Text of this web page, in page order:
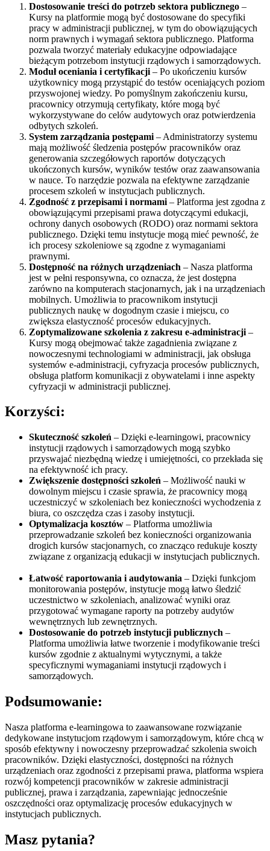
Dostosowanie treści do potrzeb sektora publicznego –
Kursy na platformie mogą być dostosowane do specyfiki
pracy w administracji publicznej, w tym do obowiązujących
norm prawnych i wymagań sektora publicznego. Platforma
pozwala tworzyć materiały edukacyjne odpowiadające
bieżącym potrzebom instytucji rządowych i samorządowych.
Moduł oceniania i certyfikacji – Po ukończeniu kursów
użytkownicy mogą przystąpić do testów oceniających poziom
przyswojonej wiedzy. Po pomyślnym zakończeniu kursu,
pracownicy otrzymują certyfikaty, które mogą być
wykorzystywane do celów audytowych oraz potwierdzenia
odbytych szkoleń.
System zarządzania postępami – Administratorzy systemu
mają możliwość śledzenia postępów pracowników oraz
generowania szczegółowych raportów dotyczących
ukończonych kursów, wyników testów oraz zaawansowania
w nauce. To narzędzie pozwala na efektywne zarządzanie
procesem szkoleń w instytucjach publicznych.
Zgodność z przepisami i normami – Platforma jest zgodna z
obowiązującymi przepisami prawa dotyczącymi edukacji,
ochrony danych osobowych (RODO) oraz normami sektora
publicznego. Dzięki temu instytucje mogą mieć pewność, że
ich procesy szkoleniowe są zgodne z wymaganiami
prawnymi.
Dostępność na różnych urządzeniach – Nasza platforma
jest w pełni responsywna, co oznacza, że jest dostępna
zarówno na komputerach stacjonarnych, jak i na urządzeniach
mobilnych. Umożliwia to pracownikom instytucji
publicznych naukę w dogodnym czasie i miejscu, co
zwiększa elastyczność procesów edukacyjnych.
Zoptymalizowane szkolenia z zakresu e-administracji –
Kursy mogą obejmować także zagadnienia związane z
nowoczesnymi technologiami w administracji, jak obsługa
systemów e-administracji, cyfryzacja procesów publicznych,
obsługa platform komunikacji z obywatelami i inne aspekty
cyfryzacji w administracji publicznej.
Korzyści:
Skuteczność szkoleń – Dzięki e-learningowi, pracownicy
instytucji rządowych i samorządowych mogą szybko
przyswajać niezbędną wiedzę i umiejętności, co przekłada się
na efektywność ich pracy.
Zwiększenie dostępności szkoleń – Możliwość nauki w
dowolnym miejscu i czasie sprawia, że pracownicy mogą
uczestniczyć w szkoleniach bez konieczności wychodzenia z
biura, co oszczędza czas i zasoby instytucji.
Optymalizacja kosztów – Platforma umożliwia
przeprowadzanie szkoleń bez konieczności organizowania
drogich kursów stacjonarnych, co znacząco redukuje koszty
związane z organizacją edukacji w instytucjach publicznych.
Łatwość raportowania i audytowania – Dzięki funkcjom
monitorowania postępów, instytucje mogą łatwo śledzić
uczestnictwo w szkoleniach, analizować wyniki oraz
przygotować wymagane raporty na potrzeby audytów
wewnętrznych lub zewnętrznych.
Dostosowanie do potrzeb instytucji publicznych –
Platforma umożliwia łatwe tworzenie i modyfikowanie treści
kursów zgodnie z aktualnymi wytycznymi, a także
specyficznymi wymaganiami instytucji rządowych i
samorządowych.
Podsumowanie:
Nasza platforma e-learningowa to zaawansowane rozwiązanie
dedykowane instytucjom rządowym i samorządowym, które chcą w
sposób efektywny i nowoczesny przeprowadzać szkolenia swoich
pracowników. Dzięki elastyczności, dostępności na różnych
urządzeniach oraz zgodności z przepisami prawa, platforma wspiera
rozwój kompetencji pracowników w zakresie administracji
publicznej, prawa i zarządzania, zapewniając jednocześnie
oszczędności oraz optymalizację procesów edukacyjnych w
instytucjach publicznych.
Masz pytania?